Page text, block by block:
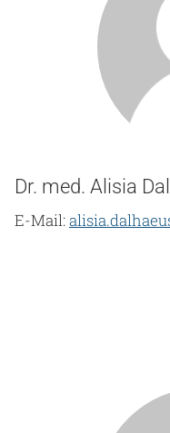
Dr. med. Alisia
E-Mail: